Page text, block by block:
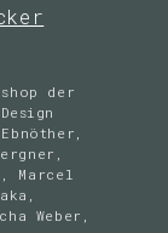
der
Marcel
Weber,